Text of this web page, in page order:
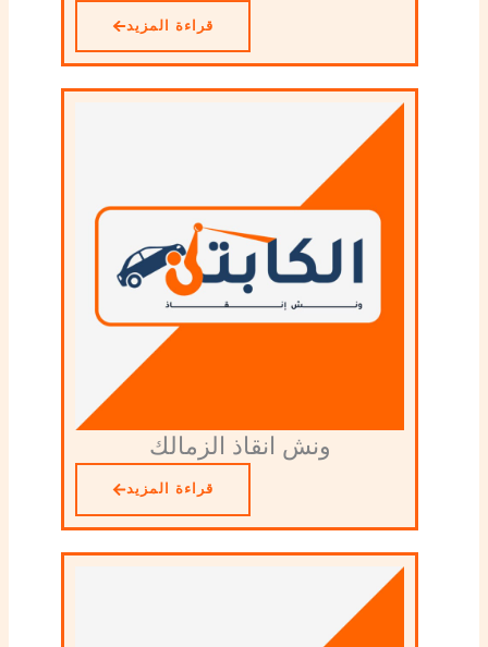
قراءة المزيد
ونش انقاذ الزمالك
قراءة المزيد